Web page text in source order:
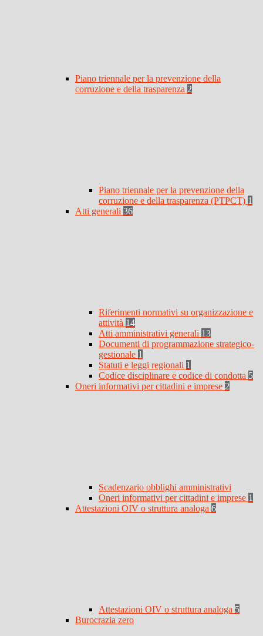
Piano triennale per la prevenzione della
corruzione e della trasparenza 2
Piano triennale per la prevenzione della
corruzione e della trasparenza (PTPCT) 1
Atti generali 36
Riferimenti normativi su organizzazione e
attività 14
Atti amministrativi generali 13
Documenti di programmazione strategico-
gestionale 1
Statuti e leggi regionali 1
Codice disciplinare e codice di condotta 5
Oneri informativi per cittadini e imprese 2
Scadenzario obblighi amministrativi
Oneri informativi per cittadini e imprese 1
Attestazioni OIV o struttura analoga 6
Attestazioni OIV o struttura analoga 5
Burocrazia zero